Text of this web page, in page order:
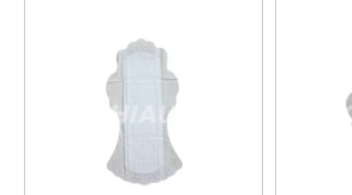
ფურცლის სწრაფი
შთანთქმით